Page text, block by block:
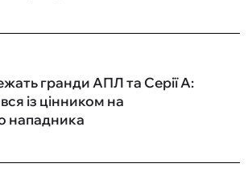
гранди АПЛ та Серії А:
із цінником на
нападника